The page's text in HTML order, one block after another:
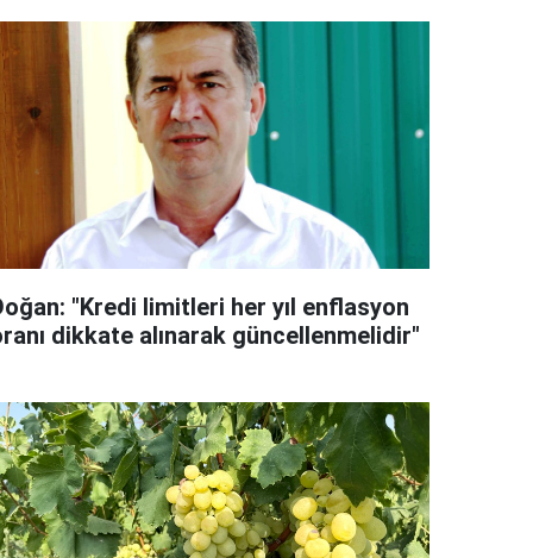
"Kredi limitleri her yıl enflasyon
dikkate alınarak güncellenmelidir"